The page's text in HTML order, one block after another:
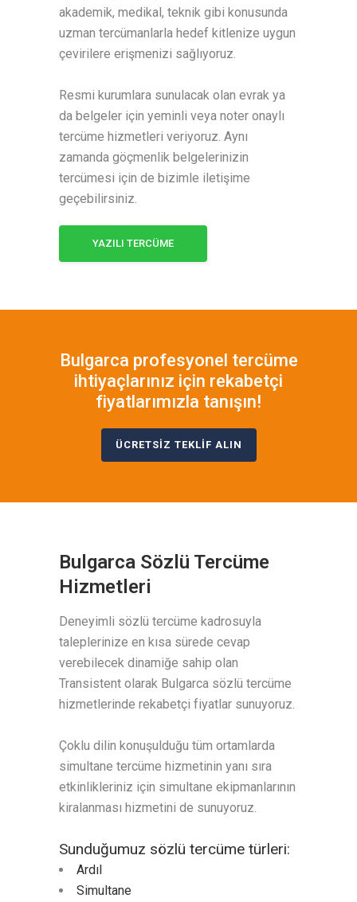
akademik, medikal, teknik gibi konusunda
uzman tercümanlarla hedef kitlenize uygun
çevirilere erişmenizi sağlıyoruz.
Resmi kurumlara sunulacak olan evrak ya
da belgeler için yeminli veya noter onaylı
tercüme hizmetleri veriyoruz. Aynı
zamanda göçmenlik belgelerinizin
tercümesi için de bizimle iletişime
geçebilirsiniz.
YAZILI TERCÜME
Bulgarca profesyonel tercüme
ihtiyaçlarınız için rekabetçi
fiyatlarımızla tanışın!
ÜCRETSİZ TEKLİF ALIN
Bulgarca Sözlü Tercüme
Hizmetleri
Deneyimli sözlü tercüme kadrosuyla
taleplerinize en kısa sürede cevap
verebilecek dinamiğe sahip olan
Transistent olarak Bulgarca sözlü tercüme
hizmetlerinde rekabetçi fiyatlar sunuyoruz.
Çoklu dilin konuşulduğu tüm ortamlarda
simultane tercüme hizmetinin yanı sıra
etkinlikleriniz için simultane ekipmanlarının
kiralanması hizmetini de sunuyoruz.
Sunduğumuz sözlü tercüme türleri:
Ardıl
Simultane